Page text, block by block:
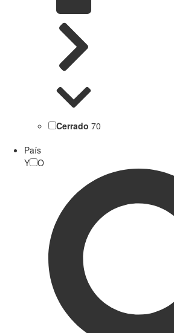
Cerrado 70
País
Y
O